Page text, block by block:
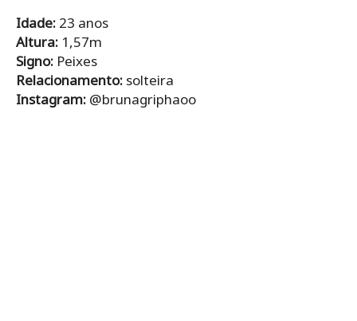
Idade: 23 anos
Altura: 1,57m
Signo: Peixes
Relacionamento: solteira
Instagram: @brunagriphaoo